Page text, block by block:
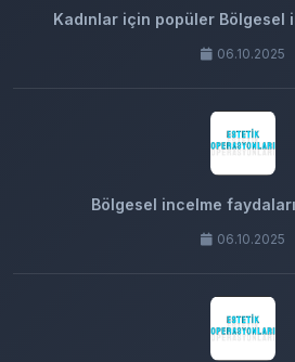
Kadınlar için popüler Bölgesel
06.10.2025
Bölgesel incelme
06.10.2025